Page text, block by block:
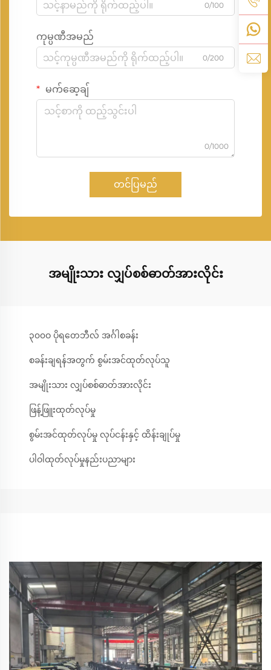
0/100
ကုမ္ပဏီအမည်
0/200
မက်ဆေ့ချ်
0/1000
တင်ပြမည်
အမျိုးသား လျှပ်စစ်ဓာတ်အားလိုင်း
၃၀၀ဝ ပိုရတေဘီလ် အင်္ဂါစခန်း
စခန်းချရန်အတွက် စွမ်းအင်ထုတ်လုပ်သူ
အမျိုးသား လျှပ်စစ်ဓာတ်အားလိုင်း
ဖြန့်ဖြူးထုတ်လုပ်မှု
စွမ်းအင်ထုတ်လုပ်မှု လုပ်ငန်းနှင့် ထိန်းချုပ်မှု
ပါဝါထုတ်လုပ်မှုနည်းပညာများ